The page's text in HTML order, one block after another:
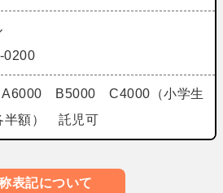
0200
B5000 C4000（小学生
半額） 託児可
表記について